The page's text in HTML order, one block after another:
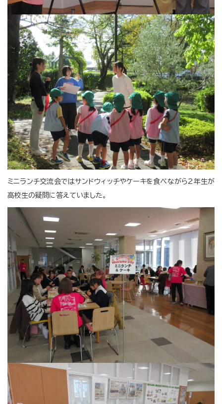
ミニランチ交流会ではサンドウィッチやケーキを食べながら2年生が
高校生の疑問に答えていました。